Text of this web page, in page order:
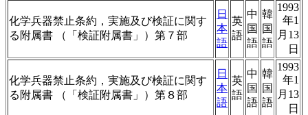
化学兵器禁止条約，実施及び検証に関す
る附属書 （「検証附属書」）第７部
日
本
語
英
語
中
国
語
韓
国
語
1993
年1
月13
日
化学兵器禁止条約，実施及び検証に関す
る附属書 （「検証附属書」）第８部
日
本
語
英
語
中
国
語
韓
国
語
1993
年1
月13
日